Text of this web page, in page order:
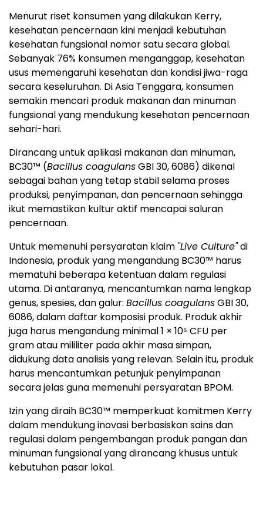
Menurut riset konsumen yang dilakukan Kerry,
kesehatan pencernaan kini menjadi kebutuhan
kesehatan fungsional nomor satu secara global.
Sebanyak 76% konsumen menganggap, kesehatan
usus memengaruhi kesehatan dan kondisi jiwa-raga
secara keseluruhan. Di Asia Tenggara, konsumen
semakin mencari produk makanan dan minuman
fungsional yang mendukung kesehatan pencernaan
sehari-hari.
Dirancang untuk aplikasi makanan dan minuman,
BC30™ (Bacillus coagulansGBI 30, 6086) dikenal
sebagai bahan yang tetap stabil selama proses
produksi, penyimpanan, dan pencernaan sehingga
ikut memastikan kultur aktif mencapai saluran
pencernaan.
Untuk memenuhi persyaratan klaim "Live Culture"di
Indonesia, produk yang mengandung BC30™ harus
mematuhi beberapa ketentuan dalam regulasi
utama. Di antaranya, mencantumkan nama lengkap
genus, spesies, dan galur: Bacillus coagulansGBI 30,
6086, dalam daftar komposisi produk. Produk akhir
juga harus mengandung minimal 1 × 10⁶ CFU per
gram atau mililiter pada akhir masa simpan,
didukung data analisis yang relevan. Selain itu, produk
harus mencantumkan petunjuk penyimpanan
secara jelas guna memenuhi persyaratan BPOM.
Izin yang diraih BC30™ memperkuat komitmen Kerry
dalam mendukung inovasi berbasiskan sains dan
regulasi dalam pengembangan produk pangan dan
minuman fungsional yang dirancang khusus untuk
kebutuhan pasar lokal.